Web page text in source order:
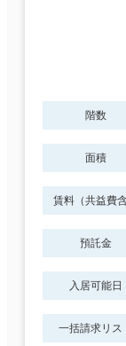
階数
面積
賃料（共益費含
預託金
入居可能日
一括請求リス